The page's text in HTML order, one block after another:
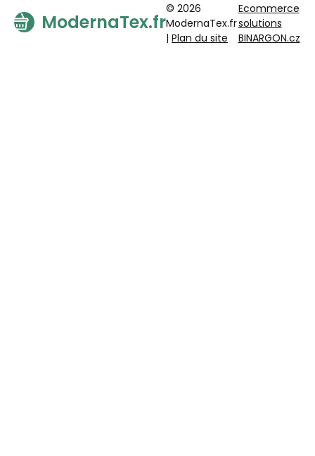
ModernaTex.fr
© 2026
ModernaTex.fr
| Plan du site
Ecommerce
solutions
BINARGON.cz